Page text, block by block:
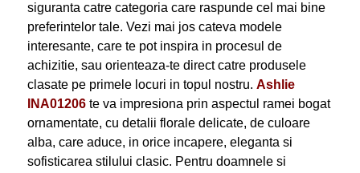
siguranta catre categoria care raspunde cel mai bine
preferintelor tale. Vezi mai jos cateva modele
interesante, care te pot inspira in procesul de
achizitie, sau orienteaza-te direct catre produsele
clasate pe primele locuri in topul nostru. Ashlie
INA01206te va impresiona prin aspectul ramei bogat
ornamentate, cu detalii florale delicate, de culoare
alba, care aduce, in orice incapere, eleganta si
sofisticarea stilului clasic. Pentru doamnele si